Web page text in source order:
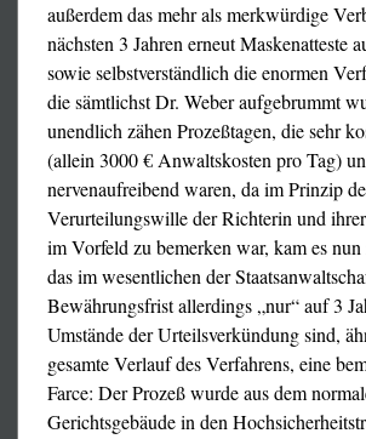
beenden und die Rechte zu wahren, die
demokratischen Nation zugrunde liegen.“
von Robert F. Kennedy jr. aufXam 11.
außerdem das mehr als merkwürdige
nächsten 3 Jahren erneut Maskenatteste
sowie selbstverständlich die enormen
die sämtlichst Dr. Weber aufgebrummt
unendlich zähen Prozeßtagen, die sehr
(allein 3000 € Anwaltskosten pro Tag)
nervenaufreibend waren, da im Prinzip
Verurteilungswille der Richterin und
im Vorfeld zu bemerken war, kam es
das im wesentlichen der
Bewährungsfrist allerdings „nur“ auf 3
Umstände der Urteilsverkündung sind,
gesamte Verlauf des Verfahrens, eine
Farce: Der Prozeß wurde aus dem
Gerichtsgebäude in den